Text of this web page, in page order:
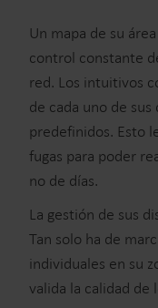
Un mapa de su
control constante
red. Los intuitivos
de cada uno de
predefinidos. Esto
fugas para poder
no de días.
La gestión de sus
Tan solo ha de
individuales en su
valida la calidad de